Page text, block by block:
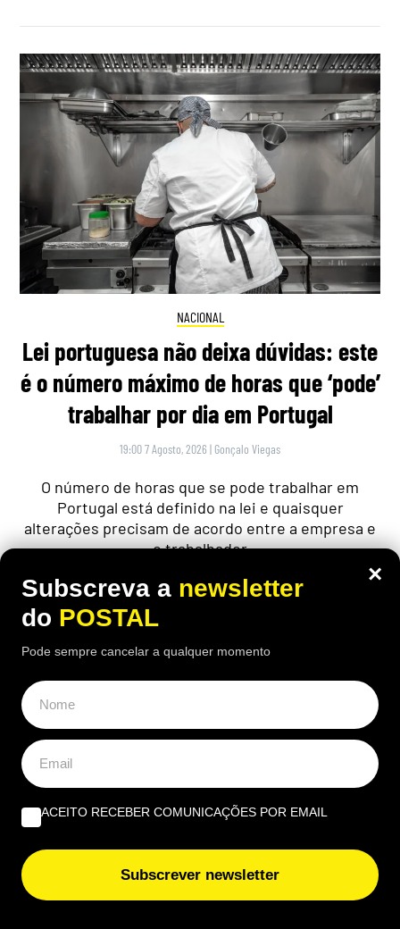
NACIONAL
Lei portuguesa não deixa dúvidas: este
é o número máximo de horas que ‘pode’
trabalhar por dia em Portugal
19:00 7 Agosto, 2026 | Gonçalo Viegas
O número de horas que se pode trabalhar em
Portugal está definido na lei e quaisquer
alterações precisam de acordo entre a empresa e
o trabalhador
ÚLTIMAS NOTÍCIAS
Algarve reduz despesa em radiologia, mas mantém
setor com concentração elevada
Crise em Ceuta leva a reforço da vigilância marítima no
Algarve
Kanye West faz Estádio Algarve vibrar do topo de um
globo
Estes apoios do Governo já estão em vigor e podem ‘dar
×
Subscreva a newsletter
do POSTAL
Pode sempre cancelar a qualquer momento
ACEITO RECEBER COMUNICAÇÕES POR EMAIL
Subscrever newsletter